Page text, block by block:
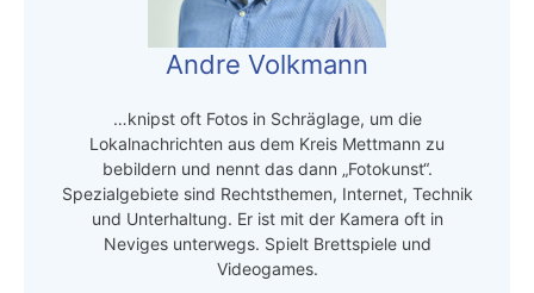
Andre Volkmann
…knipst oft Fotos in Schräglage, um die
Lokalnachrichten aus dem Kreis Mettmann zu
bebildern und nennt das dann „Fotokunst“.
Spezialgebiete sind Rechtsthemen, Internet, Technik
und Unterhaltung. Er ist mit der Kamera oft in
Neviges unterwegs. Spielt Brettspiele und
Videogames.